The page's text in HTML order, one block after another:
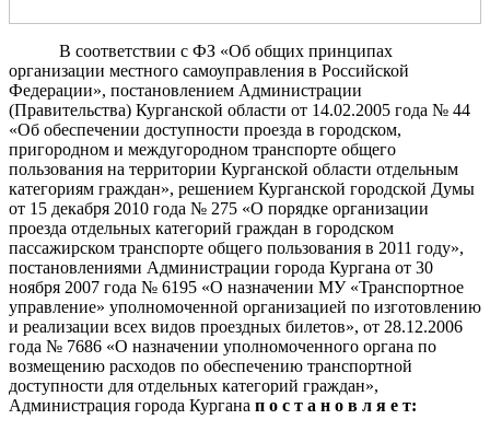
В соответствии с ФЗ «Об общих принципах
организации местного самоуправления в Российской
Федерации», постановлением Администрации
(Правительства) Курганской области от 14.02.2005 года № 44
«Об обеспечении доступности проезда в городском,
пригородном и междугородном транспорте общего
пользования на территории Курганской области отдельным
категориям граждан», решением Курганской городской Думы
от 15 декабря 2010 года № 275 «О порядке организации
проезда отдельных категорий граждан в городском
пассажирском транспорте общего пользования в 2011 году»,
постановлениями Администрации города Кургана от 30
ноября 2007 года № 6195 «О назначении МУ «Транспортное
управление» уполномоченной организацией по изготовлению
и реализации всех видов проездных билетов», от 28.12.2006
года № 7686 «О назначении уполномоченного органа по
возмещению расходов по обеспечению транспортной
доступности для отдельных категорий граждан»,
Администрация города Кургана п о с т а н о в л я е т: